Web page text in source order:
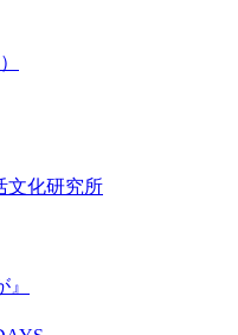
化研究所